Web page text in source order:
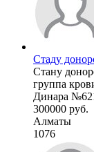
Стаду
Стану
группа
Динара
300000 руб.
Алматы
1076